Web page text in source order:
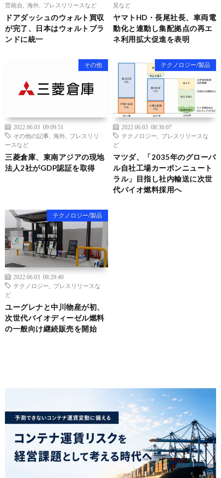
営統合
海外 プレスリリースなど
ドアダッシュのウォルト買収
が完了、日本はウォルトブラ
ンドに統一
見など
ヤマトHD・長尾社長、車両電
動化と連動し集配拠点の再エ
ネ利用拡大促進を表明
その他
2022.06.03 09:09:51
その他の記事
海外
プレスリリ
ースなど
三菱倉庫、東南アジアの現地
法人2社がGDP認証を取得
テクノロジー/製品
2022.06.03 08:36:07
テクノロジー
プレスリリースな
ど
マツダ、「2035年のグローバ
ル自社工場カーボンニュート
ラル」目指し社内輸送に次世
代バイオ燃料採用へ
テクノロジー/製品
2022.06.03 08:29:40
テクノロジー
プレスリリースな
ど
ユーグレナと中川物産が初、
次世代バイオディーゼル燃料
の一般向け継続販売を開始